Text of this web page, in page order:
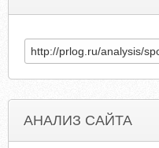
АНАЛИЗ САЙТА